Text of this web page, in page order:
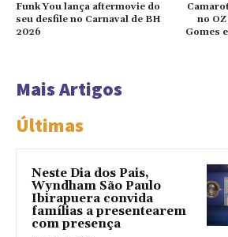
Funk You lança aftermovie do
seu desfile no Carnaval de BH
2026
no
Gomes
Mais Artigos
Últimas
Neste Dia dos Pais,
Wyndham São Paulo
Ibirapuera convida
famílias a presentearem
com presença